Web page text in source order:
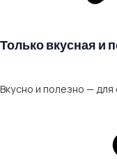
Только вкусная и
Вкусно и полезно —